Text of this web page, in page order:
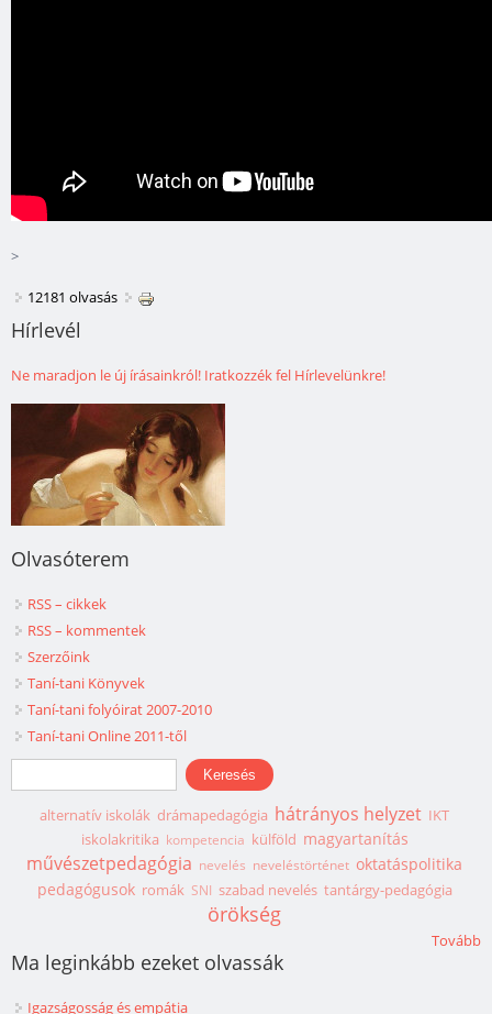
>
12181 olvasás
Hírlevél
Ne maradjon le új írásainkról! Iratkozzék fel Hírlevelünkre!
Olvasóterem
RSS – cikkek
RSS – kommentek
Szerzőink
Taní-tani Könyvek
Taní-tani folyóirat 2007-2010
Taní-tani Online 2011-től
Keresés űrlap
Keresés
alternatív iskolák drámapedagógia hátrányos helyzet IKT
iskolakritika kompetencia külföld magyartanítás
művészetpedagógia nevelés neveléstörténet oktatáspolitika
pedagógusok romák SNI szabad nevelés tantárgy-pedagógia
örökség
Tovább
Ma leginkább ezeket olvassák
Igazságosság és empátia